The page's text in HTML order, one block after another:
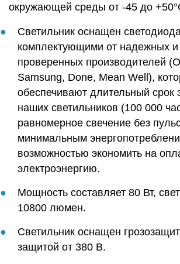
окружающей среды от -45 до
Светильник оснащен
комплектующими от надежных и
проверенных производителей
Samsung, Done, Mean Well),
обеспечивают длительный срок
наших светильников (100 000
равномерное свечение без
минимальным
возможностью экономить на
электроэнергию.
Мощность составляет 80 Вт,
10800 люмен.
Светильник оснащен
защитой от 380 В.